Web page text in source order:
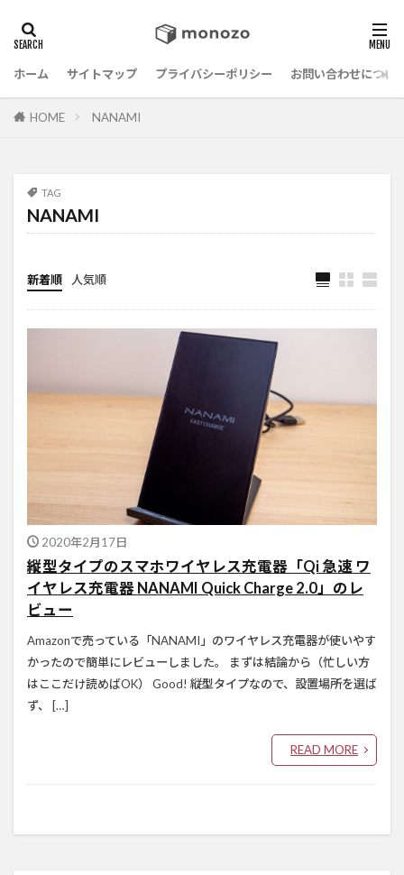
ホーム サイトマップ プライバシーポリシー お問い合わせについ
HOME NANAMI
TAG
NANAMI
新着順 人気順
2020年2月17日
縦型タイプのスマホワイヤレス充電器「Qi 急速 ワ
イヤレス充電器 NANAMI Quick Charge 2.0」のレ
ビュー
Amazonで売っている「NANAMI」のワイヤレス充電器が使いやす
かったので簡単にレビューしました。 まずは結論から（忙しい方
はここだけ読めばOK） Good! 縦型タイプなので、設置場所を選ば
ず、 […]
READ MORE